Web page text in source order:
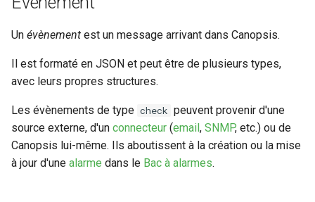
Un évènement est un message arrivant dans Canopsis.
Il est formaté en JSON et peut être de plusieurs types,
avec leurs propres structures.
Les évènements de type check peuvent provenir d'une
source externe, d'un connecteur (email, SNMP, etc.) ou de
Canopsis lui-même. Ils aboutissent à la création ou la mise
à jour d'une alarme dans le Bac à alarmes.